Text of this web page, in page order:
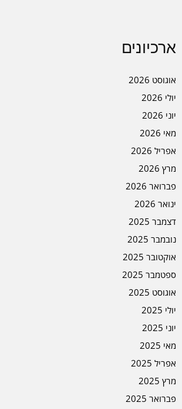
ארכיונים
אוגוסט 2026
יולי 2026
יוני 2026
מאי 2026
אפריל 2026
מרץ 2026
פברואר 2026
ינואר 2026
דצמבר 2025
נובמבר 2025
אוקטובר 2025
ספטמבר 2025
אוגוסט 2025
יולי 2025
יוני 2025
מאי 2025
אפריל 2025
מרץ 2025
פברואר 2025